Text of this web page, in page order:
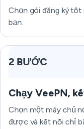
Chọn gói đăng ký
bạn.
2 BƯỚC
Chạy VeePN,
Chọn một máy chủ
được và kết nối chỉ